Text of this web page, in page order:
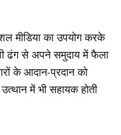
मीडिया का उपयोग करके
ढंग से अपने समुदाय में फैला
के आदान-प्रदान को
में भी सहायक होती